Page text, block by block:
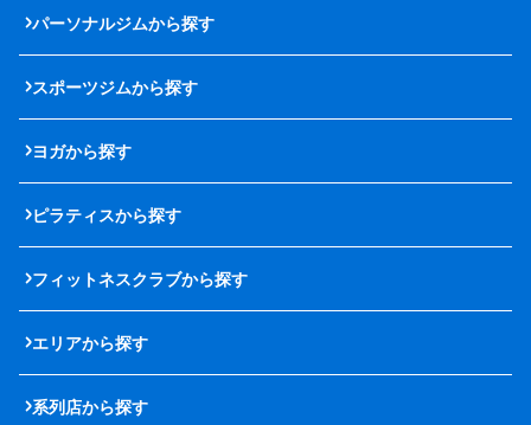
パーソナルジムから探す
スポーツジムから探す
ヨガから探す
ピラティスから探す
フィットネスクラブから探す
エリアから探す
系列店から探す